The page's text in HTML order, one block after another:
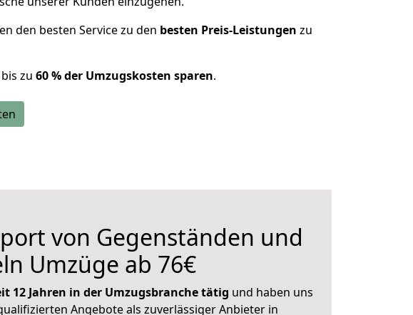
den besten Service zu den besten Preis-Leistungen zu
zu 60 % der Umzugskosten sparen.
von Gegenständen und
Umzüge ab 76€
12 Jahren in der Umzugsbranche tätig und haben uns
Angebote als zuverlässiger Anbieter in